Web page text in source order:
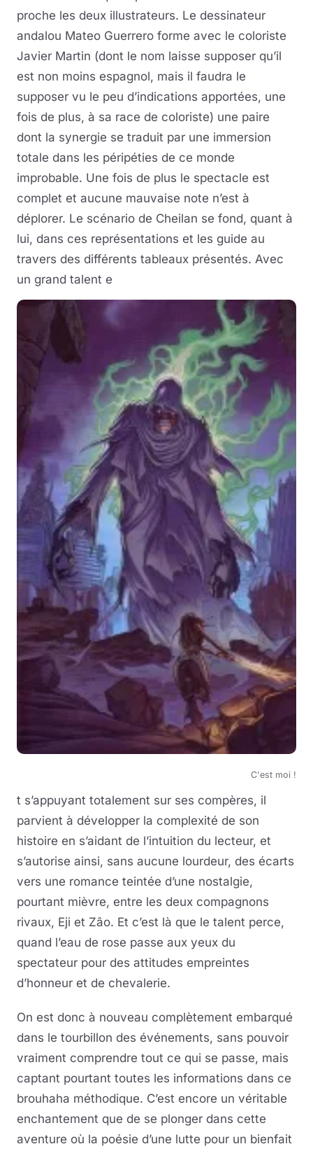
proche les deux illustrateurs. Le dessinateur
andalou Mateo Guerrero forme avec le coloriste
Javier Martin (dont le nom laisse supposer qu’il
est non moins espagnol, mais il faudra le
supposer vu le peu d’indications apportées, une
fois de plus, à sa race de coloriste) une paire
dont la synergie se traduit par une immersion
totale dans les péripéties de ce monde
improbable. Une fois de plus le spectacle est
complet et aucune mauvaise note n’est à
déplorer. Le scénario de Cheilan se fond, quant à
lui, dans ces représentations et les guide au
travers des différents tableaux présentés. Avec
un grand talent e
C'est moi !
t s’appuyant totalement sur ses compères, il
parvient à développer la complexité de son
histoire en s’aidant de l’intuition du lecteur, et
s’autorise ainsi, sans aucune lourdeur, des écarts
vers une romance teintée d’une nostalgie,
pourtant mièvre, entre les deux compagnons
rivaux, Eji et Zâo. Et c’est là que le talent perce,
quand l’eau de rose passe aux yeux du
spectateur pour des attitudes empreintes
d’honneur et de chevalerie.
On est donc à nouveau complètement embarqué
dans le tourbillon des événements, sans pouvoir
vraiment comprendre tout ce qui se passe, mais
captant pourtant toutes les informations dans ce
brouhaha méthodique. C’est encore un véritable
enchantement que de se plonger dans cette
aventure où la poésie d’une lutte pour un bienfait